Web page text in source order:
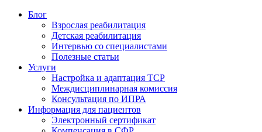
Блог
Взрослая реабилитация
Детская реабилитация
Интервью со специалистами
Полезные статьи
Услуги
Настройка и адаптация ТСР
Междисциплинарная комиссия
Консультация по ИПРА
Информация для пациентов
Электронный сертификат